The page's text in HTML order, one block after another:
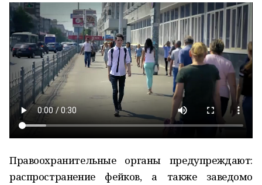
Правоохранительные органы предупреждают:
распространение фейков, а также заведомо